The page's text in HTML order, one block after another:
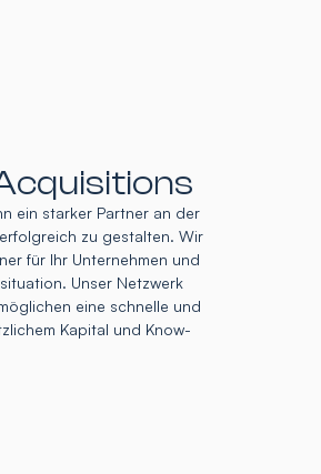
ein starker Partner an der
zu gestalten. Wir
für Ihr Unternehmen und
Unser Netzwerk
eine schnelle und
Kapital und Know-